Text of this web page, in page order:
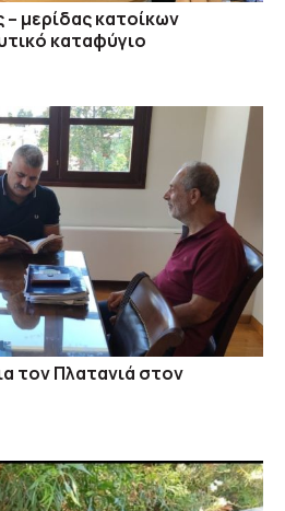
– μερίδας κατοίκων
καταφύγιο
τον Πλατανιά στον